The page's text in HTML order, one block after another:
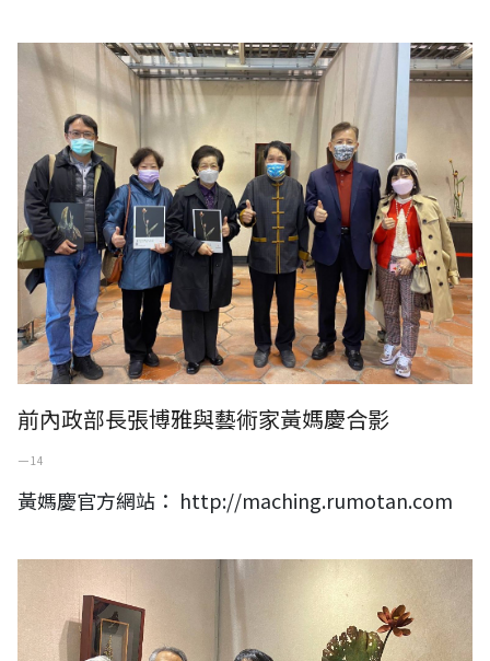
前內政部長張博雅與藝術家黃媽慶合影
前內政部長張博雅與藝術家黃媽慶合影
一 14
黃媽慶官方網站： http://maching.rumotan.com
ACER宏碁創辦人施振榮夫婦與藝術家黃媽慶合影